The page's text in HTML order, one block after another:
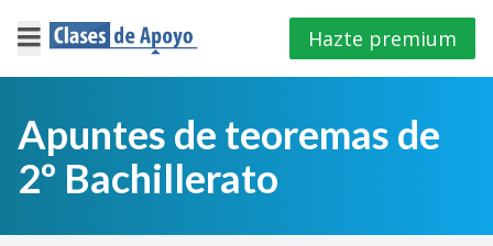
×
Iniciar
sesión
Hazte premium
Apuntes de teoremas de
2º Bachillerato